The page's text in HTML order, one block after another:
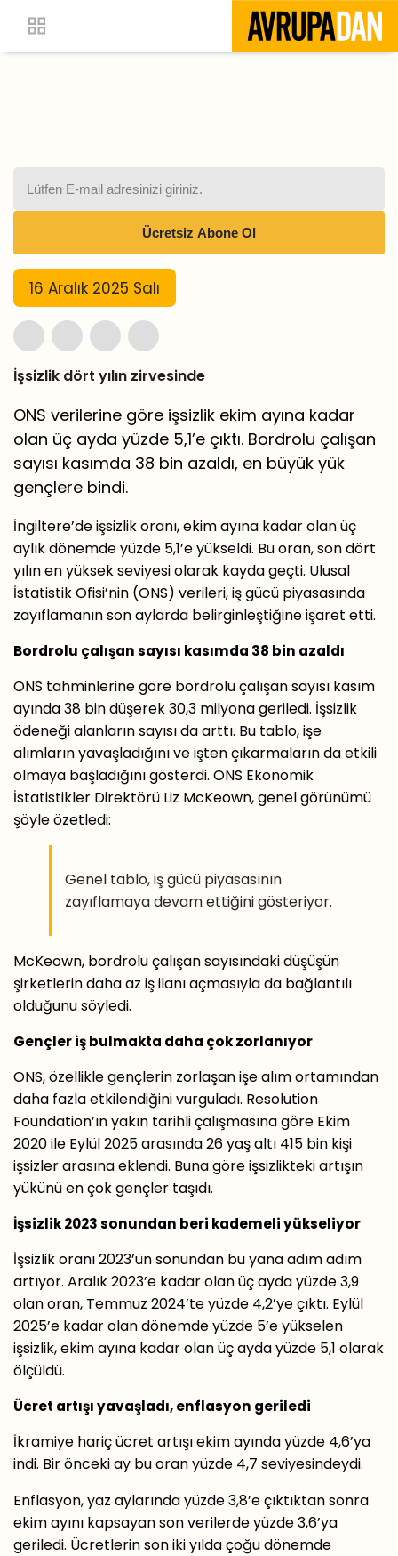
16 Aralık 2025 Salı
İşsizlik dört yılın zirvesinde
ONS verilerine göre işsizlik ekim ayına kadar
olan üç ayda yüzde 5,1’e çıktı. Bordrolu çalışan
sayısı kasımda 38 bin azaldı, en büyük yük
gençlere bindi.
İngiltere’de işsizlik oranı, ekim ayına kadar olan üç
aylık dönemde yüzde 5,1’e yükseldi. Bu oran, son dört
yılın en yüksek seviyesi olarak kayda geçti. Ulusal
İstatistik Ofisi’nin (ONS) verileri, iş gücü piyasasında
zayıflamanın son aylarda belirginleştiğine işaret etti.
Bordrolu çalışan sayısı kasımda 38 bin azaldı
ONS tahminlerine göre bordrolu çalışan sayısı kasım
ayında 38 bin düşerek 30,3 milyona geriledi. İşsizlik
ödeneği alanların sayısı da arttı. Bu tablo, işe
alımların yavaşladığını ve işten çıkarmaların da etkili
olmaya başladığını gösterdi. ONS Ekonomik
İstatistikler Direktörü Liz McKeown, genel görünümü
şöyle özetledi:
Genel tablo, iş gücü piyasasının
zayıflamaya devam ettiğini gösteriyor.
McKeown, bordrolu çalışan sayısındaki düşüşün
şirketlerin daha az iş ilanı açmasıyla da bağlantılı
olduğunu söyledi.
Gençler iş bulmakta daha çok zorlanıyor
ONS, özellikle gençlerin zorlaşan işe alım ortamından
daha fazla etkilendiğini vurguladı. Resolution
Foundation’ın yakın tarihli çalışmasına göre Ekim
2020 ile Eylül 2025 arasında 26 yaş altı 415 bin kişi
işsizler arasına eklendi. Buna göre işsizlikteki artışın
yükünü en çok gençler taşıdı.
İşsizlik 2023 sonundan beri kademeli yükseliyor
İşsizlik oranı 2023’ün sonundan bu yana adım adım
artıyor. Aralık 2023’e kadar olan üç ayda yüzde 3,9
olan oran, Temmuz 2024’te yüzde 4,2’ye çıktı. Eylül
2025’e kadar olan dönemde yüzde 5’e yükselen
işsizlik, ekim ayına kadar olan üç ayda yüzde 5,1 olarak
ölçüldü.
Ücret artışı yavaşladı, enflasyon geriledi
İkramiye hariç ücret artışı ekim ayında yüzde 4,6’ya
indi. Bir önceki ay bu oran yüzde 4,7 seviyesindeydi.
Enflasyon, yaz aylarında yüzde 3,8’e çıktıktan sonra
ekim ayını kapsayan son verilerde yüzde 3,6’ya
geriledi. Ücretlerin son iki yılda çoğu dönemde